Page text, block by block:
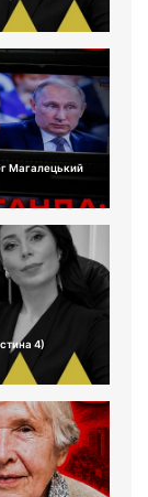
Магалецький
4)